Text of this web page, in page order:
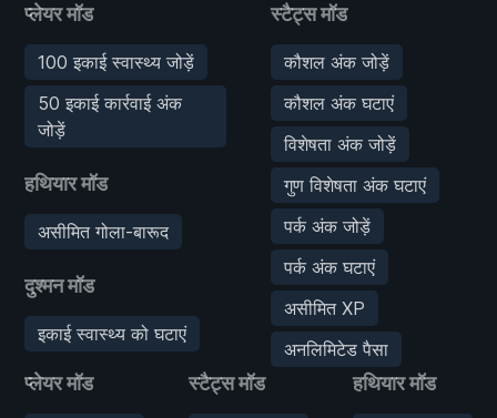
प्लेयर मॉड
100 इकाई स्वास्थ्य जोड़ें
50 इकाई कार्रवाई अंक
जोड़ें
हथियार मॉड
असीमित गोला-बारूद
दुश्मन मॉड
इकाई स्वास्थ्य को घटाएं
स्टैट्स मॉड
कौशल अंक जोड़ें
कौशल अंक घटाएं
विशेषता अंक जोड़ें
गुण विशेषता अंक घटाएं
पर्क अंक जोड़ें
पर्क अंक घटाएं
असीमित XP
अनलिमिटेड पैसा
प्लेयर मॉड स्टैट्स मॉड हथियार मॉड